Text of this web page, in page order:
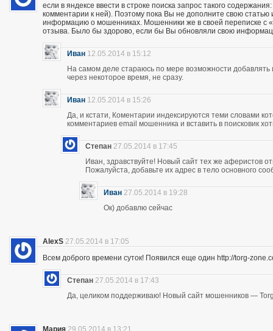
если в яндексе ввести в строке поиска запрос такого
комментарии к ней). Поэтому пока Вы не дополните свою
информацию о мошенниках. Мошенники же в своей переписке с
отзыва. Было бы здорово, если бы Вы обновляли свою
Иван 12.05.2014 в 15:12
На самом деле стараюсь по мере возможности
через некоторое время, не сразу.
Иван 12.05.2014 в 15:26
Да, и кстати, Коментарии индексируются теми словами
комментариев email мошенника и вставить в поисковик
Степан 27.05.2014 в 17:45
Иван, здравствуйте! Новый сайт тех же аферистов
Пожалуйста, добавьте их адрес в тело основного
Иван 27.05.2014 в 19:28
Ок) добавлю сейчас
AlexS 27.05.2014 в 17:05
Всем доброго времени суток! Появился еще один http://torg-
Степан 27.05.2014 в 17:43
Да, целиком поддерживаю! Новый сайт мошенников —
Мария 29.05.2014 в 13:21